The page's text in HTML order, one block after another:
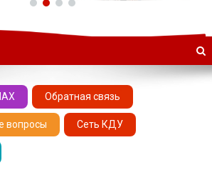
«ЦНТ» –
Центр
творчества
Обратная связь
вопросы Сеть КДУ